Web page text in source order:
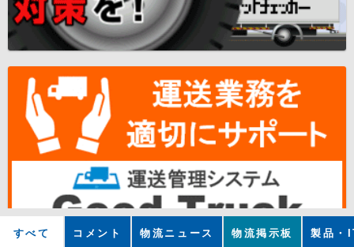
すべて コメント 物流ニュース 物流掲示板 製品・